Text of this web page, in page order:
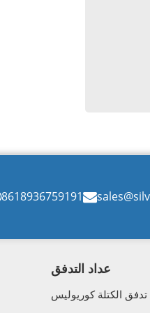
8618936759191
عداد التدفق
الكتلة كوريوليس